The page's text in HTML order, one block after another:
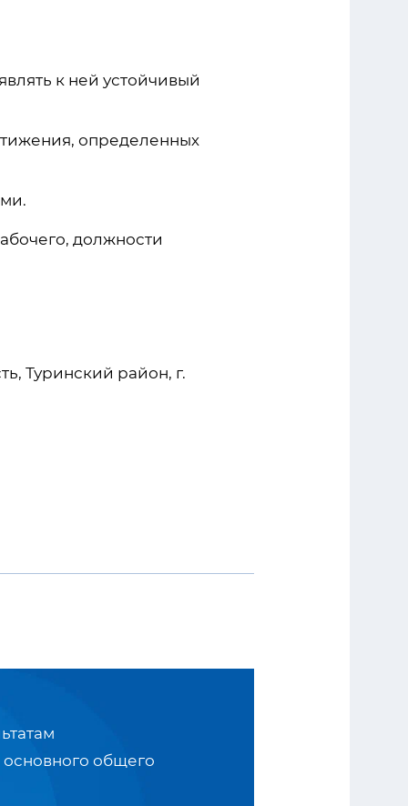
к ней устойчивый
определенных
должности
Туринский район, г.
общего